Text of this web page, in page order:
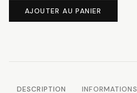
Passementerie
AJOUTER AU PANIER
DESCRIPTION
INFORMATIONS